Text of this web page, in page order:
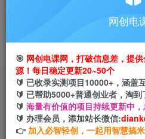
搭建同款网站，自己当老板
最新无人直播伴侣OBS防
多维传输，无非实时
网创电课网
2年前发布
网创电
🎯 网创电课网，打破信息差，提
源！每日稳定更新20~50个
🔰 已收录实测项目10000+，涵盖
🔰 已帮助5000+普通创业者，淘到
🔰 海量有价值的项目持续更新中
🔰 办理会员，添加站长微信:
👉 加入必智轻创，一起用智慧搞米